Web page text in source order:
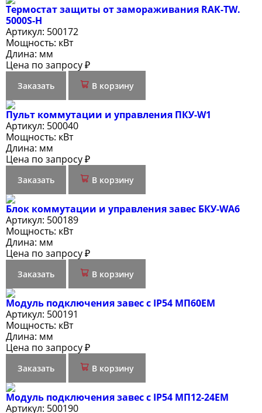
Термостат защиты от замораживания RAK-TW.
5000S-Н
Артикул: 500172
Мощность: кВт
Длина: мм
Цена по запросу ₽
Заказать В корзину
Пульт коммутации и управления ПКУ-W1
Артикул: 500040
Мощность: кВт
Длина: мм
Цена по запросу ₽
Заказать В корзину
Блок коммутации и управления завес БКУ-WA6
Артикул: 500189
Мощность: кВт
Длина: мм
Цена по запросу ₽
Заказать В корзину
Модуль подключения завес c IP54 МП60ЕМ
Артикул: 500191
Мощность: кВт
Длина: мм
Цена по запросу ₽
Заказать В корзину
Модуль подключения завес c IP54 МП12-24ЕМ
Артикул: 500190